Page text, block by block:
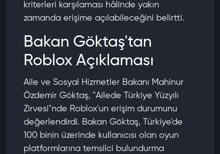
kriterleri karşılaması hâlinde yakın
zamanda erişime açılabileceğini belirtti.
Bakan Göktaş'tan
Roblox Açıklaması
Aile ve Sosyal Hizmetler Bakanı Mahinur
Özdemir Göktaş, "Ailede Türkiye Yüzyılı
Zirvesi"nde Roblox'un erişim durumunu
değerlendirdi. Bakan Göktaş, Türkiye'de
100 binin üzerinde kullanıcısı olan oyun
platformlarına temsilci bulundurma